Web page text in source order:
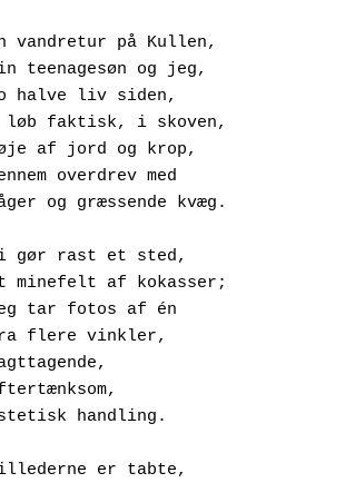
En vandretur på Kullen,
Min teenagesøn og jeg,
To halve liv siden,
I løb faktisk, i skoven,
Høje af jord og krop,
Gennem overdrev med
Låger og græssende kvæg.
Vi gør rast et sted,
Et minefelt af kokasser;
Jeg tar fotos af én
Fra flere vinkler,
Iagttagende,
Eftertænksom,
Æstetisk handling.
Billederne er tabte,